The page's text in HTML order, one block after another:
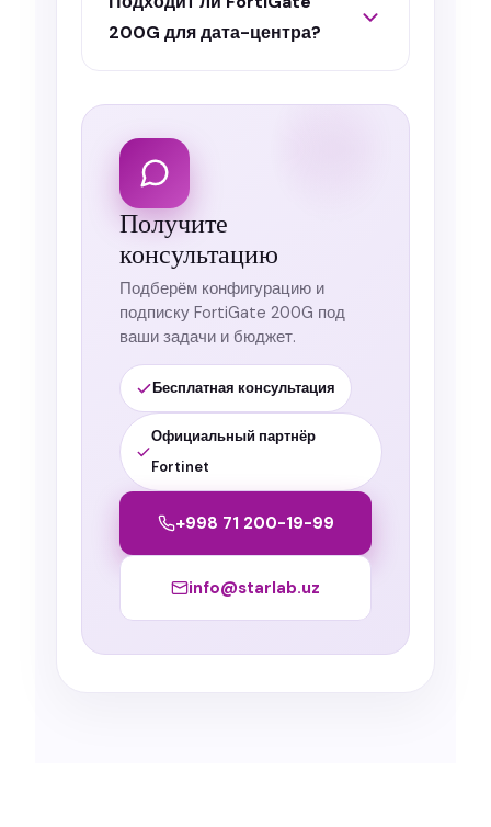
200G для дата-центра?
Получите
консультацию
Подберём конфигурацию и
подписку FortiGate 200G под
ваши задачи и бюджет.
Бесплатная консультация
Официальный партнёр
Fortinet
+998 71 200-19-99
info@starlab.uz